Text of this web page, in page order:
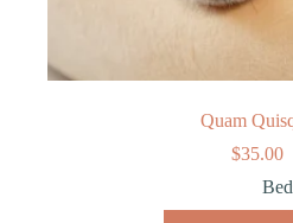
Quam
$35.00